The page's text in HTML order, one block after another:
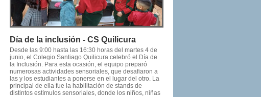
Día de la inclusión - CS Quilicura
Desde las 9:00 hasta las 16:30 horas del martes 4 de
junio, el Colegio Santiago Quilicura celebró el Día de
la Inclusión. Para esta ocasión, el equipo preparó
numerosas actividades sensoriales, que desafiaron a
las y los estudiantes a ponerse en el lugar del otro. La
principal de ella fue la habilitación de stands de
distintos estímulos sensoriales, donde los niños, niñas